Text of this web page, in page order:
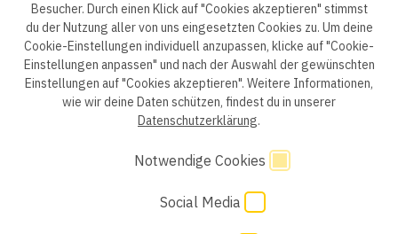
Datenschutzerklärung B2B Datenschutzerklärung
Datenschutzhinweise Bewerber
Impressum AGB
Cookie Einstellungen
Besucher. Durch einen Klick auf "Cookies akzeptieren" stimmst
du der Nutzung aller von uns eingesetzten Cookies zu. Um deine
Cookie-Einstellungen individuell anzupassen, klicke auf "Cookie-
Einstellungen anpassen" und nach der Auswahl der gewünschten
Einstellungen auf "Cookies akzeptieren". Weitere Informationen,
wie wir deine Daten schützen, findest du in unserer
Datenschutzerklärung.
Notwendige Cookies
Social Media